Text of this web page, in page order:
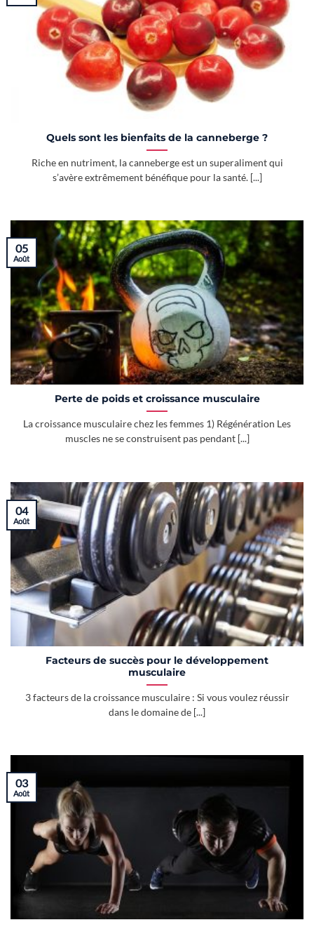
Quels sont les bienfaits de la canneberge ?
Riche en nutriment, la canneberge est un superaliment qui
s’avère extrêmement bénéfique pour la santé. [...]
Perte de poids et croissance musculaire
La croissance musculaire chez les femmes 1) Régénération Les
muscles ne se construisent pas pendant [...]
05
Août
Facteurs de succès pour le développement
musculaire
3 facteurs de la croissance musculaire : Si vous voulez réussir
dans le domaine de [...]
04
Août
03
Août